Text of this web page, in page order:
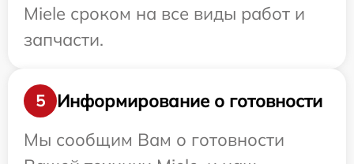
Miele сроком на все виды работ и
запчасти.
5
Информирование о готовности
Мы сообщим Вам о готовности